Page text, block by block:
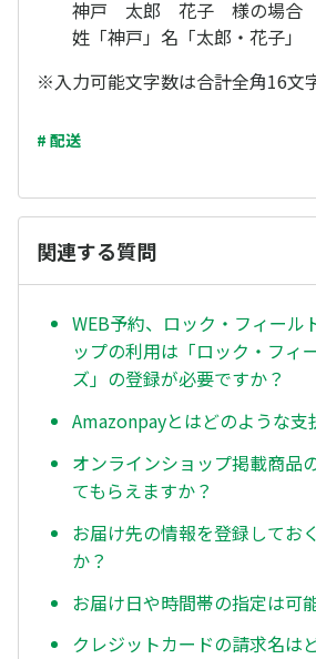
神戸 太郎 花子 様の場合
姓「神戸」名「太郎・花子」
※入力可能文字数は合計全角16文
# 配送
関連する質問
WEB予約、ロック・フィール
ップの利用は「ロック・フィ
ズ」の登録が必要ですか？
Amazonpayとはどのような支
オンラインショップ掲載商品
てもらえますか？
お届け先の情報を登録してお
か？
お届け日や時間帯の指定は可
クレジットカードの請求名は